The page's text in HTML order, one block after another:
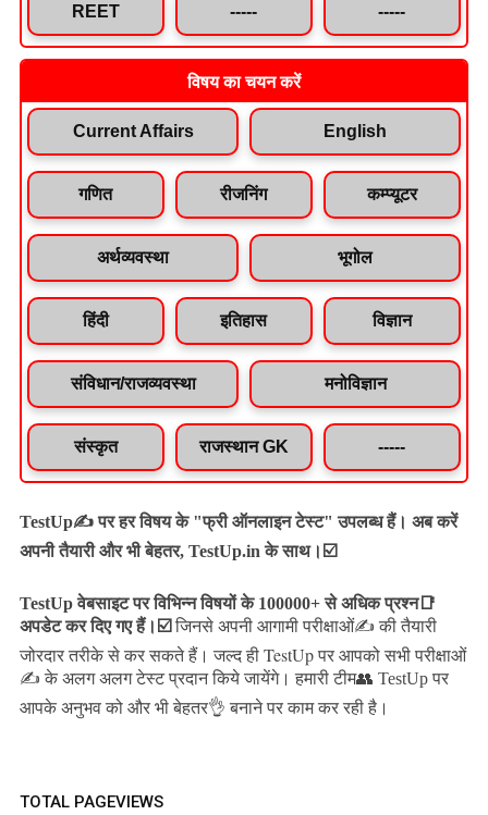
REET ----- -----
विषय का चयन करें
Current Affairs English
गणित रीजनिंग कम्प्यूटर
अर्थव्यवस्था भूगोल
हिंदी इतिहास विज्ञान
संविधान/राजव्यवस्था मनोविज्ञान
संस्कृत राजस्थान GK -----
TestUp✍️ पर हर विषय के "फ्री ऑनलाइन टेस्ट" उपलब्ध हैं। अब करें
अपनी तैयारी और भी बेहतर, TestUp.in के साथ।☑️
TestUp वेबसाइट पर विभिन्न विषयों के 100000+ से अधिक प्रश्न📑
अपडेट कर दिए गए हैं। ☑️ जिनसे अपनी आगामी परीक्षाओं✍️ की तैयारी
जोरदार तरीके से कर सकते हैं।जल्द ही TestUp पर आपको सभी परीक्षाओं
✍️ के अलग अलग टेस्ट प्रदान किये जायेंगे। हमारी टीम👥 TestUp पर
आपके अनुभव को और भी बेहतर👌 बनाने पर काम कर रही है।
TOTAL PAGEVIEWS